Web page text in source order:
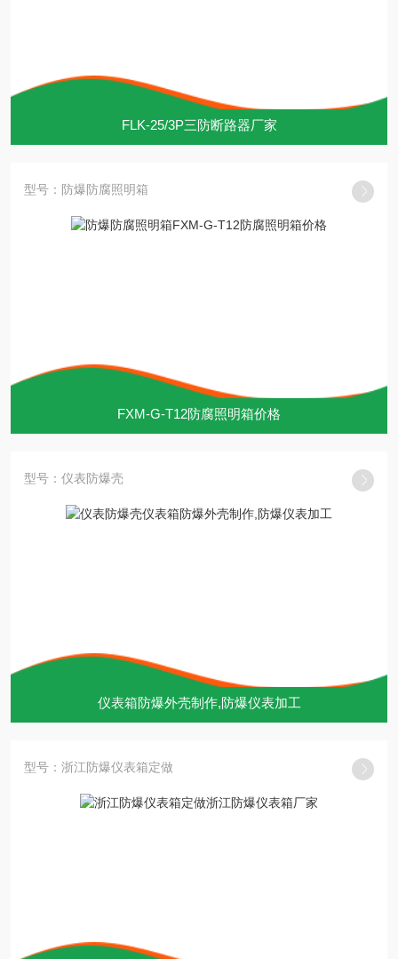
FLK-25/3P三防断路器厂家
型号：防爆防腐照明箱
FXM-G-T12防腐照明箱价格
型号：仪表防爆壳
仪表箱防爆外壳制作,防爆仪表加工
型号：浙江防爆仪表箱定做